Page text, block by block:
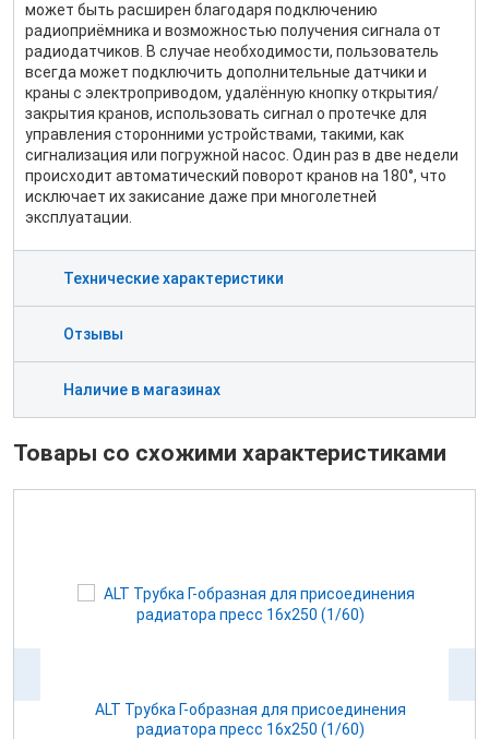
может быть расширен благодаря подключению
радиоприёмника и возможностью получения сигнала от
радиодатчиков. В случае необходимости, пользователь
всегда может подключить дополнительные датчики и
краны с электроприводом, удалённую кнопку открытия/
закрытия кранов, использовать сигнал о протечке для
управления сторонними устройствами, такими, как
сигнализация или погружной насос. Один раз в две недели
происходит автоматический поворот кранов на 180°, что
исключает их закисание даже при многолетней
эксплуатации.
Технические характеристики
Отзывы
Наличие в магазинах
Товары со схожими характеристиками
ALT Трубка Г-образная для присоединения
радиатора пресс 16х250 (1/60)